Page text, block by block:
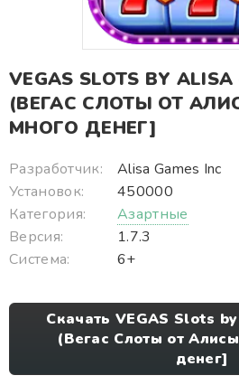
VEGAS SLOTS BY ALISA
(ВЕГАС СЛОТЫ ОТ
МНОГО ДЕНЕГ]
Разработчик:
Alisa Games Inc
Установок:
450000
Категория:
Азартные
Версия:
1.7.3
Система:
6+
Скачать VEGAS Slots
(Вегас Слоты от
денег]